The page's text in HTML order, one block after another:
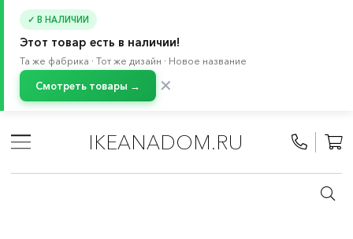
✓ В НАЛИЧИИ
Этот товар есть в наличии!
Та же фабрика · Тот же дизайн · Новое название
Смотреть товары → ✕
IKEANADOM.RU
Системы для хранения
ПАКС система
/
Полки, ящики, вставки, петли для ПАКС